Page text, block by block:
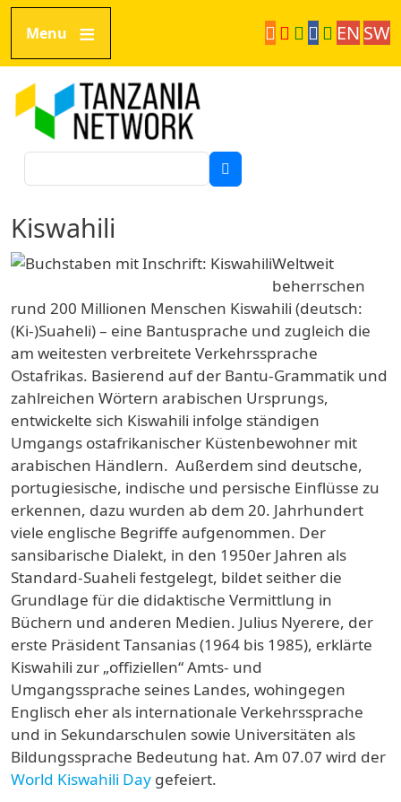
Direkt zum Inhalt
Menu
EN SW
Kiswahili
Weltweit
beherrschen
rund 200 Millionen Menschen Kiswahili (deutsch:
(Ki-)Suaheli) – eine Bantusprache und zugleich die
am weitesten verbreitete Verkehrssprache
Ostafrikas. Basierend auf der Bantu-Grammatik und
zahlreichen Wörtern arabischen Ursprungs,
entwickelte sich Kiswahili infolge ständigen
Umgangs ostafrikanischer Küstenbewohner mit
arabischen Händlern. Außerdem sind deutsche,
portugiesische, indische und persische Einflüsse zu
erkennen, dazu wurden ab dem 20. Jahrhundert
viele englische Begriffe aufgenommen. Der
sansibarische Dialekt, in den 1950er Jahren als
Standard-Suaheli festgelegt, bildet seither die
Grundlage für die didaktische Vermittlung in
Büchern und anderen Medien. Julius Nyerere, der
erste Präsident Tansanias (1964 bis 1985), erklärte
Kiswahili zur „offiziellen“ Amts- und
Umgangssprache seines Landes, wohingegen
Englisch eher als internationale Verkehrssprache
und in Sekundarschulen sowie Universitäten als
Bildungssprache Bedeutung hat. Am 07.07 wird der
World Kiswahili Day gefeiert.